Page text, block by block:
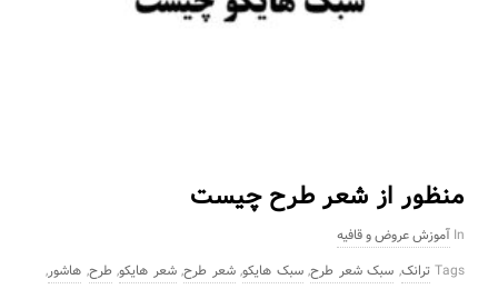
منظور از شعر طرح چیست
In آموزش عروض و قافیه
Tags ترانک, سبک شعر طرح,سبک هایکو,شعر طرح,شعر هایکو,طرح, هاشور,